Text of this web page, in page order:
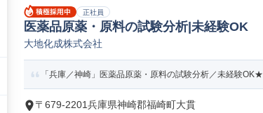
正社員
医薬品原薬・原料の試験分析|未経験OK
大地化成株式会社
「兵庫／神崎」医薬品原薬・原料の試験分析／未経験OK★
〒679-2201兵庫県神崎郡福崎町大貫